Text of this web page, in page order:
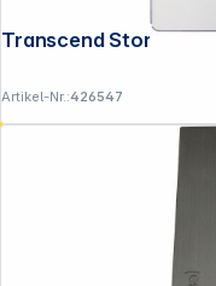
Artikel-Nr.:426547
Copyright © 2001 -